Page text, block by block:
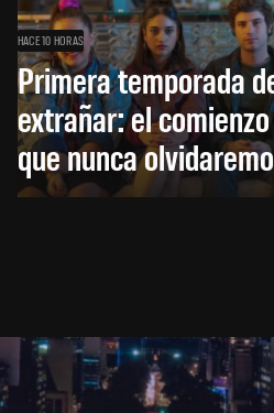
HACE 10 HORAS
Primera temporada
extrañar: el
que nunca